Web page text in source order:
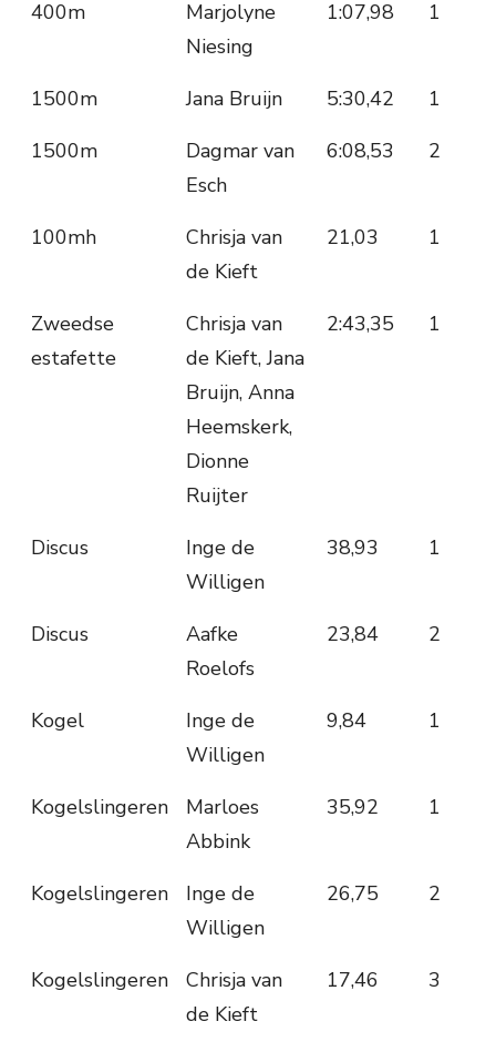
400m
Marjolyne
Niesing
1:07,98 1
1500m Jana Bruijn 5:30,42
1
1500m
Dagmar van
Esch
6:08,53 2
100mh
Chrisja van
de Kieft
21,03 1
Zweedse
estafette
Chrisja van
de Kieft, Jana
Bruijn, Anna
Heemskerk,
Dionne
Ruijter
2:43,35 1
Discus
Inge de
Willigen
38,93 1
Discus
Aafke
Roelofs
23,84 2
Kogel
Inge de
Willigen
9,84 1
Kogelslingeren
Marloes
Abbink
35,92 1
Kogelslingeren
Inge de
Willigen
26,75 2
Kogelslingeren
Chrisja van
de Kieft
17,46 3